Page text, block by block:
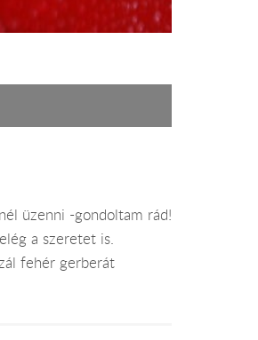
üzenni -gondoltam rád!
a szeretet is.
fehér gerberát